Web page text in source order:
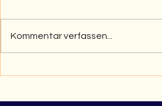
Podcast Tafel & Therapie
Kommentar verfassen...